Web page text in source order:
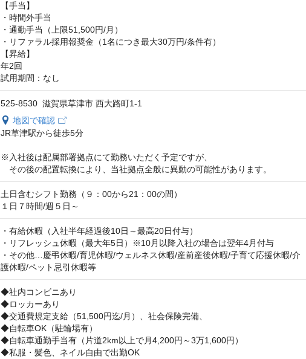
【手当】
・時間外手当
・通勤手当（上限51,500円/月）
・リファラル採用報奨金（1名につき最大30万円/条件有）
【昇給】
年2回
試用期間：なし
525-8530 滋賀県草津市 西大路町1-1
地図で確認
JR草津駅から徒歩5分
※入社後は配属部署拠点にて勤務いただく予定ですが、
その後の配置転換により、当社拠点全般に異動の可能性があります。
土日含むシフト勤務（９：00から21：00の間）
１日７時間/週５日～
・有給休暇（入社半年経過後10日～最高20日付与）
・リフレッシュ休暇（最大年5日）※10月以降入社の場合は翌年4月付与
・その他…慶弔休暇/育児休暇/ウェルネス休暇/産前産後休暇/子育て応援休暇/介
護休暇/ペット忌引休暇等
◆社内コンビニあり
◆ロッカーあり
◆交通費規定支給（51,500円迄/月）、社会保険完備、
◆自転車OK（駐輪場有）
◆自転車通勤手当有（片道2km以上で月4,200円～3万1,600円）
◆私服・髪色、ネイル自由で出勤OK